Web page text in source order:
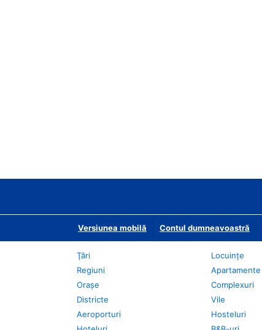
Versiunea mobilă Contul dumneavoastră
Ţări
Regiuni
Oraşe
Districte
Aeroporturi
Locuințe
Apartamente
Complexuri
Vile
Hosteluri